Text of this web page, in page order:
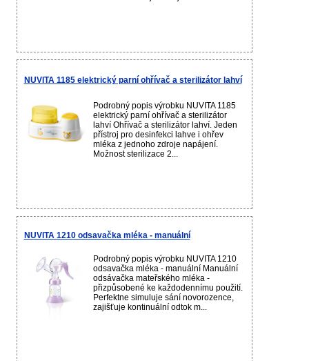
NUVITA 1185 elektrický parní ohřívač a sterilizátor lahví
Podrobný popis výrobku NUVITA 1185
elektrický parní ohřívač a sterilizátor
lahví Ohřívač a sterilizátor lahví. Jeden
přístroj pro desinfekci lahve i ohřev
mléka z jednoho zdroje napájení.
Možnost sterilizace 2...
NUVITA 1210 odsavačka mléka - manuální
Podrobný popis výrobku NUVITA 1210
odsavačka mléka - manuální Manuální
odsávačka mateřského mléka -
přizpůsobené ke každodennímu použití.
Perfektne simuluje sání novorozence,
zajišťuje kontinuální odtok m...